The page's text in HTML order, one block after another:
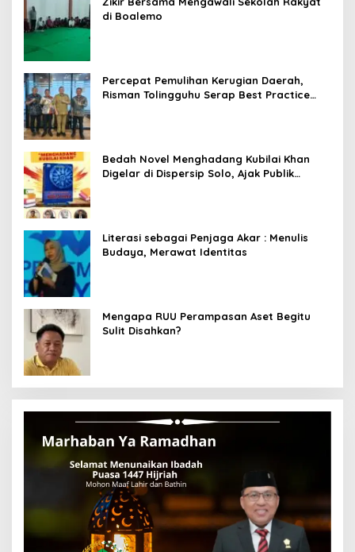
di Boalemo
Percepat Pemulihan Kerugian Daerah,
Risman Tolingguhu Serap Best Practice
Bedah Novel Menghadang Kubilai Khan
Digelar di Dispersip Solo, Ajak Publik
Literasi sebagai Penjaga Akar : Menulis
Budaya, Merawat Identitas
Mengapa RUU Perampasan Aset Begitu
Sulit Disahkan?